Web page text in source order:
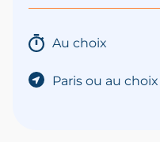
Au choix
Paris ou au choix